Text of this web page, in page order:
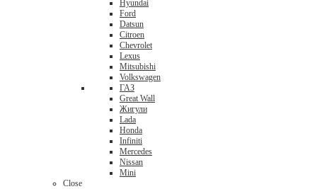
Hyundai
Ford
Datsun
Citroen
Chevrolet
Lexus
Mitsubishi
Volkswagen
ГАЗ
Great Wall
Жигули
Lada
Honda
Infiniti
Mercedes
Nissan
Mini
Close